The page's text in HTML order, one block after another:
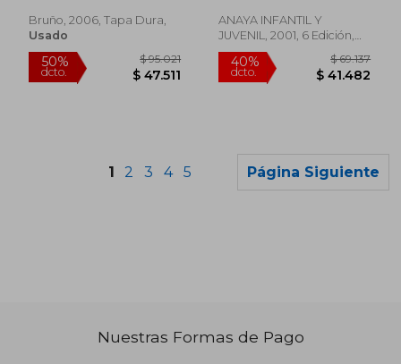
Cuentos de Colores)
Bruño, 2006, Tapa Dura,
Usado
ANAYA INFANTIL Y
JUVENIL, 2001, 6 Edición,
Nuevo
1 2 3 4 5 Página Siguiente
Nuestras Formas de Pago